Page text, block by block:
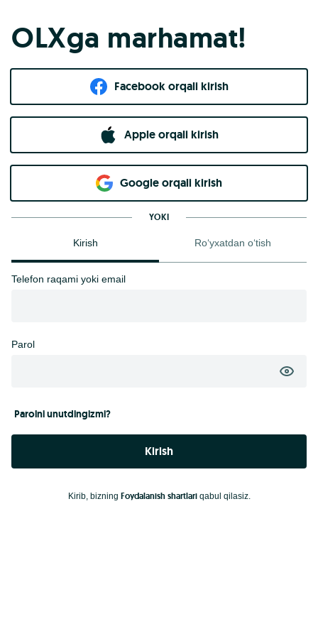
OLXga marhamat!
Facebook orqali kirish​
Apple orqali kirish
Goo​g​le orqali kirish
YOKI
Kirish Ro‘yxatdan o‘tish
Telefon raqami yoki email
Parol
Parolni unutdingizmi?
Kirish
Kirib, bizning Foydalanish shartlariqabul qilasiz.